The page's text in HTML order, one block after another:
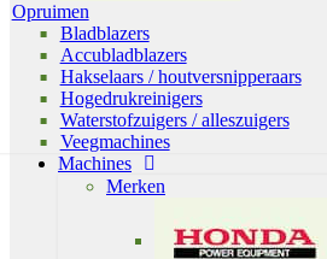
Opruimen
Bladblazers
Accubladblazers
Hakselaars / houtversnipperaars
Hogedrukreinigers
Waterstofzuigers / alleszuigers
Veegmachines
Machines
Merken